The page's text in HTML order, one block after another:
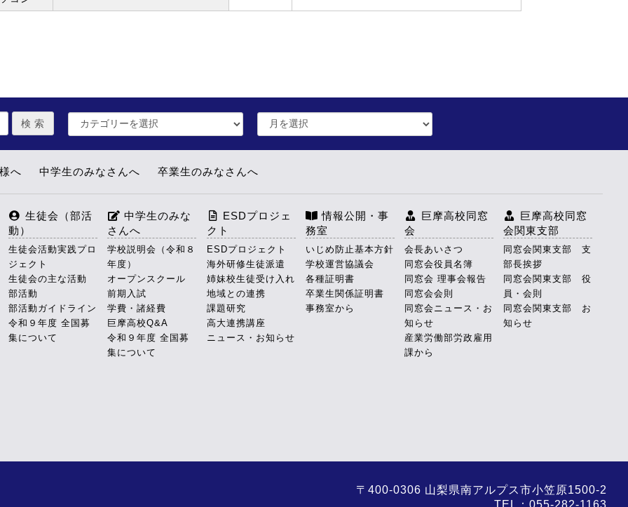
へ 中学生のみなさんへ 卒業生のみなさんへ
生徒会（部活
動）
生徒会活動実践プロ
ジェクト
生徒会の主な活動
部活動
部活動ガイドライン
令和９年度 全国募
集について
中学生のみな
さんへ
学校説明会（令和８
年度）
オープンスクール
前期入試
学費・諸経費
巨摩高校Q&A
令和９年度 全国募
集について
ESDプロジェ
クト
ESDプロジェクト
海外研修生徒派遣
姉妹校生徒受け入れ
地域との連携
課題研究
高大連携講座
ニュース・お知らせ
情報公開・事
務室
いじめ防止基本方針
学校運営協議会
各種証明書
卒業生関係証明書
事務室から
巨摩高校同窓
会
会長あいさつ
同窓会役員名簿
同窓会 理事会報告
同窓会会則
同窓会ニュース・お
知らせ
産業労働部労政雇用
課から
巨摩高校同窓
会関東支部
同窓会関東支部 支
部長挨拶
同窓会関東支部 役
員・会則
同窓会関東支部 お
知らせ
〒400-0306 山梨県南アルプス市小笠原1500-2
TEL：055-282-1163